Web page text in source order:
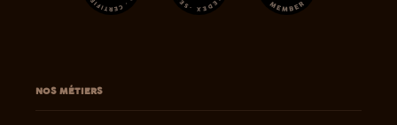
NOS MÉTIERS